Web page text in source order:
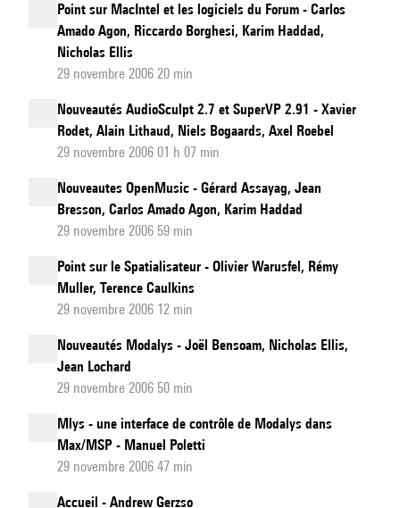
Point sur MacIntel et les logiciels du Forum - Carlos
Amado Agon, Riccardo Borghesi, Karim Haddad,
Nicholas Ellis
29 novembre 2006 20 min
Nouveautés AudioSculpt 2.7 et SuperVP 2.91 - Xavier
Rodet, Alain Lithaud, Niels Bogaards, Axel Roebel
29 novembre 2006 01 h 07 min
Nouveautes OpenMusic - Gérard Assayag, Jean
Bresson, Carlos Amado Agon, Karim Haddad
29 novembre 2006 59 min
Point sur le Spatialisateur - Olivier Warusfel, Rémy
Muller, Terence Caulkins
29 novembre 2006 12 min
Nouveautés Modalys - Joël Bensoam, Nicholas Ellis,
Jean Lochard
29 novembre 2006 50 min
Mlys - une interface de contrôle de Modalys dans
Max/MSP - Manuel Poletti
29 novembre 2006 47 min
Accueil - Andrew Gerzso